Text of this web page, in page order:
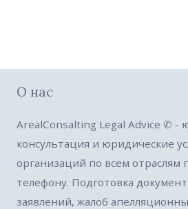
О нас
ArealConsalting Legal Advice ✆ -
консультация и юридические
организаций по всем отраслям
телефону. Подготовка
заявлений, жалоб